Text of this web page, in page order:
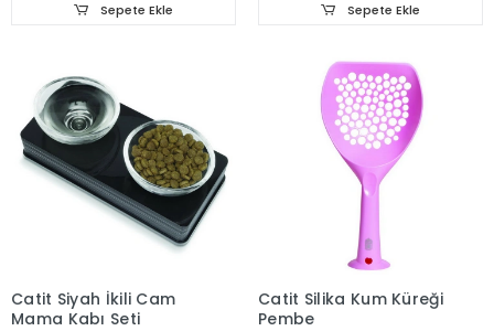
Sepete Ekle Sepete Ekle
Catit Siyah İkili Cam
Mama Kabı Seti
Catit Silika Kum Küreği
Pembe